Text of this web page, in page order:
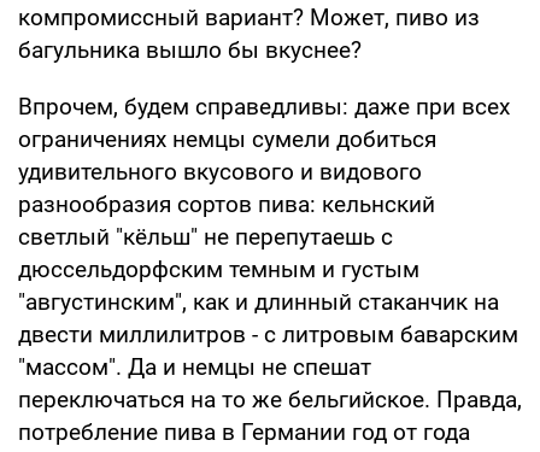
компромиссный вариант? Может, пиво из
багульника вышло бы вкуснее?
Впрочем, будем справедливы: даже при всех
ограничениях немцы сумели добиться
удивительного вкусового и видового
разнообразия сортов пива: кельнский
светлый "кёльш" не перепутаешь с
дюссельдорфским темным и густым
"августинским", как и длинный стаканчик на
двести миллилитров - с литровым баварским
"массом". Да и немцы не спешат
переключаться на то же бельгийское. Правда,
потребление пива в Германии год от года